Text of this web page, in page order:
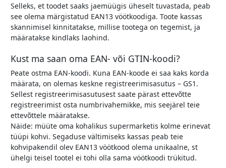
Selleks, et toodet saaks jaemüügis üheselt tuvastada, peab
see olema märgistatud EAN13 vöötkoodiga. Toote kassas
skannimisel kinnitatakse, millise tootega on tegemist, ja
määratakse kindlaks laohind.
Kust ma saan oma EAN- või GTIN-koodi?
Peate ostma EAN-koodi. Kuna EAN-koode ei saa kaks korda
määrata, on olemas keskne registreerimisasutus – GS1.
Sellest registreerimisasutusest saate pärast ettevõtte
registreerimist osta numbrivahemikke, mis seejärel teie
ettevõttele määratakse.
Näide: müüte oma kohalikus supermarketis kolme erinevat
tüüpi kohvi. Segaduse vältimiseks kassas peab teie
kohvipakendil olev EAN13 vöötkood olema unikaalne, st
ühelgi teisel tootel ei tohi olla sama vöötkoodi trükitud.